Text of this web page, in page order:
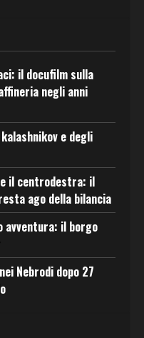
il docufilm sulla
negli anni
e degli
il centrodestra: il
ago della bilancia
avventura: il borgo
Nebrodi dopo 27